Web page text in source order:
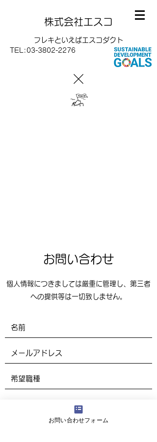
株式会社エスコ
フレキといえばエスコダクト
TEL: 03-3802-2276
お問い合わせ
個人情報につきましては厳重に管理し、第三者
への提供等は一切致しません。
お問い合わせフォーム